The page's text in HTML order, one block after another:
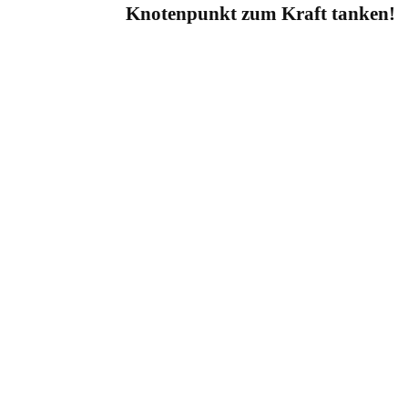
Knotenpunkt zum Kraft tanken!